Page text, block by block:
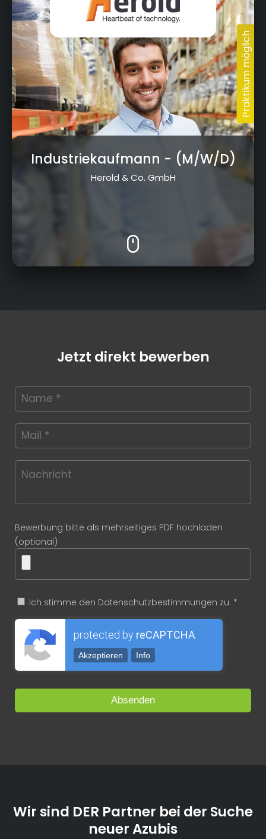
Industriekaufmann - (M/W/D)
Herold & Co. GmbH
Jetzt direkt bewerben
Bewerbung bitte als mehrseitiges PDF hochladen
(optional)
Ich stimme den Datenschutzbestimmungen zu. *
protected by reCAPTCHA
Akzeptieren Info
Wir sind DER Partner bei der Suche
neuer Azubis